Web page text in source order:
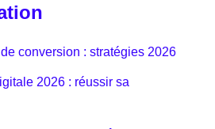
conversion : stratégies 2026
2026 : réussir sa